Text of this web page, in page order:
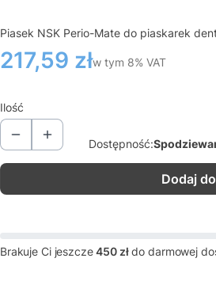
Piasek NSK Perio-Mate do piaskarek
Cena
217,59 złw tym 8% VAT
w tym 8% VAT
Ilość
Dostępność:
Dodaj
Brakuje Ci jeszcze450 złdo darmowej